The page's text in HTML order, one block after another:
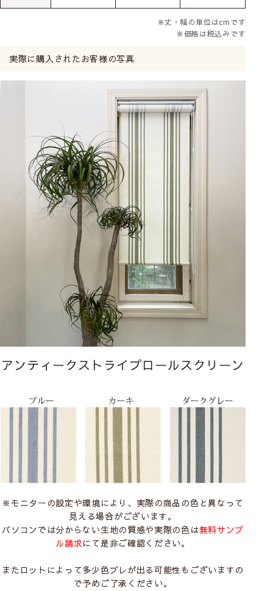
※丈・幅の単位はcmです
※価格は税込みです
実際に購入されたお客様の写真
アンティークストライプロールスクリーン
※モニターの設定や環境により、実際の商品の色と異なって
見える場合がございます。
パソコンでは分からない生地の質感や実際の色は無料サンプ
ル請求にて是非ご確認ください。
またロットによって多少色ブレが出る可能性もございますの
で予めご了承ください。